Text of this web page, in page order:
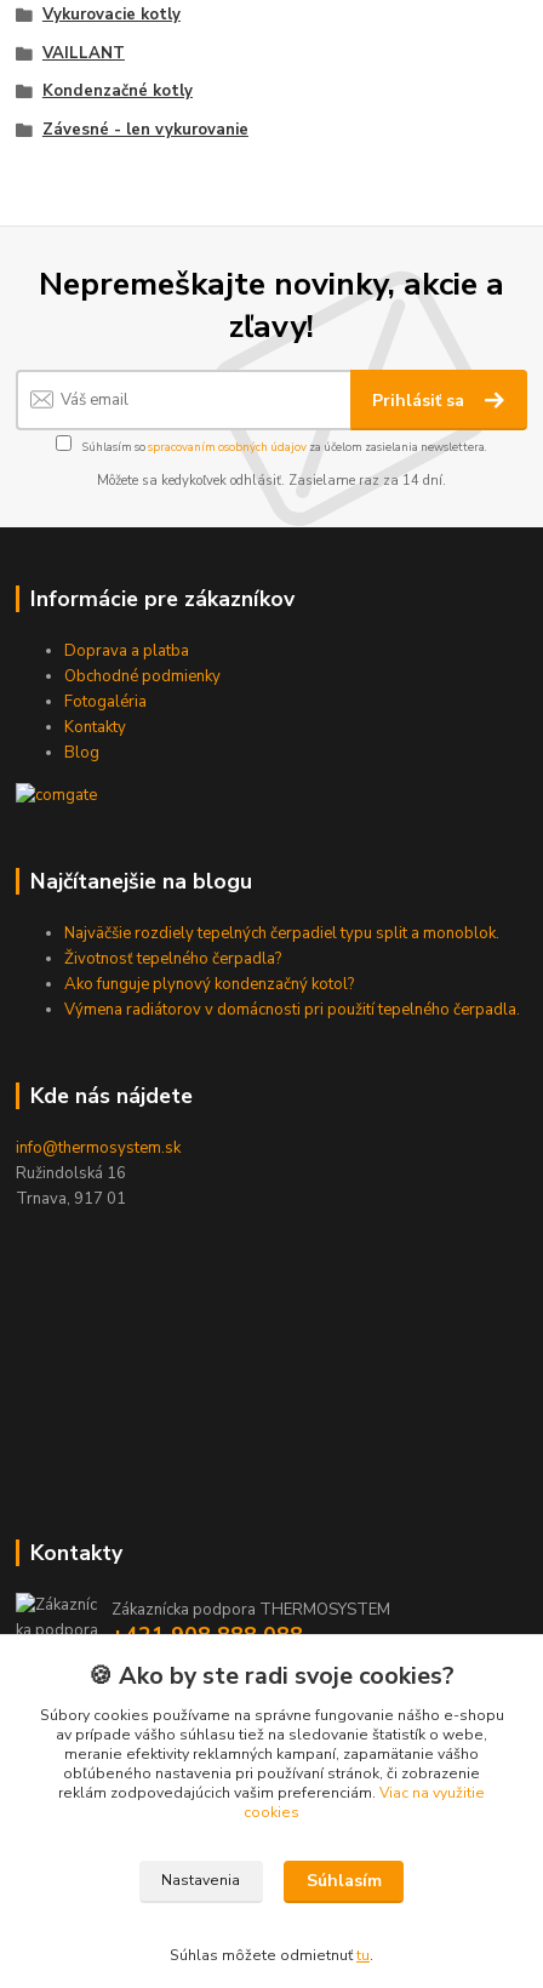
Vykurovacie kotly
VAILLANT
Kondenzačné kotly
Závesné - len vykurovanie
Nepremeškajte novinky, akcie a
zľavy!
Prihlásiť sa
Súhlasím sospracovaním osobných údajov za účelom zasielania newslettera.
Môžete sa kedykoľvek odhlásiť. Zasielame raz za 14 dní.
Informácie pre zákazníkov
Doprava a platba
Obchodné podmienky
Fotogaléria
Kontakty
Blog
Najčítanejšie na blogu
Najväčšie rozdiely tepelných čerpadiel typu split a monoblok.
Životnosť tepelného čerpadla?
Ako funguje plynový kondenzačný kotol?
Výmena radiátorov v domácnosti pri použití tepelného čerpadla.
Kde nás nájdete
info@thermosystem.sk
Ružindolská 16
Trnava, 917 01
Kontakty
Zákaznícka podpora THERMOSYSTEM
+421 908 888 088
maros.stetina@geotherm.sk
Upravit sběr cookies.
Vytvorené na Eshop-rychlo.sk
🍪 Ako by ste radi svoje cookies?
Súbory cookies používame na správne fungovanie nášho e-shopu
av prípade vášho súhlasu tiež na sledovanie štatistík o webe,
meranie efektivity reklamných kampaní, zapamätanie vášho
obľúbeného nastavenia pri používaní stránok, či zobrazenie
reklám zodpovedajúcich vašim preferenciám. Viac na využitie
cookies
Nastavenia Súhlasím
Súhlas môžete odmietnuťtu.